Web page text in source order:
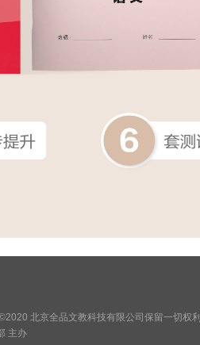
北京全品文教科技有限公司保留一切权利
主办